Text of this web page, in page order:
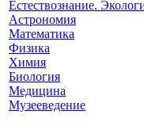
Естествознание.
Астрономия
Математика
Физика
Химия
Биология
Медицина
Музееведение